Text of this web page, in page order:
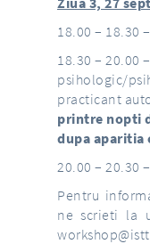
18.00 – 18.30
18.30 – 20.00 –
psihologic/
practicant
printre nopti
dupa aparitia
20.00 – 20.30
Pentru
ne scrieti la